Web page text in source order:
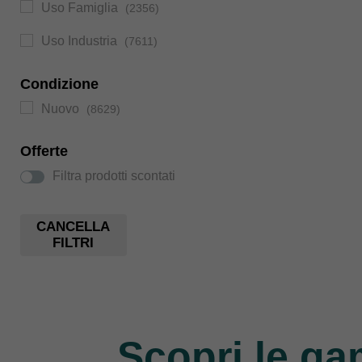
Uso Famiglia (2356)
Uso Industria (7611)
Condizione
Nuovo (8629)
Offerte
Filtra prodotti scontati
CANCELLA
FILTRI